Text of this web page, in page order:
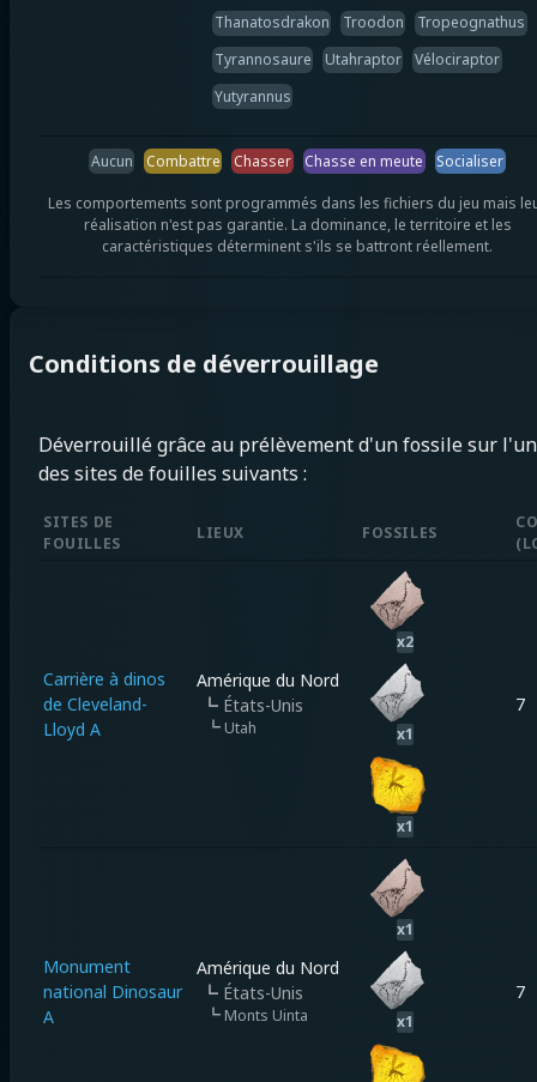
Thanatosdrakon
Troodon
Tropeognathus
Tyrannosaure
Utahraptor
Vélociraptor
Yutyrannus
Aucun Combattre Chasser Chasse en meute Socialiser
Les comportements sont programmés dans les fichiers du jeu mais
réalisation n'est pas garantie. La dominance, le territoire et les
caractéristiques déterminent s'ils se battront réellement.
Conditions de déverrouillage
Déverrouillé grâce au prélèvement d'un fossile sur l'un
des sites de fouilles suivants :
SITES DE
FOUILLES
LIEUX FOSSILES
(
Carrière à dinos
de Cleveland-
Lloyd A
Amérique du Nord
┗ États-Unis
┗ Utah
x2
x1
x1
7
Monument
national Dinosaur
A
Amérique du Nord
┗ États-Unis
┗ Monts Uinta
x1
x1
7